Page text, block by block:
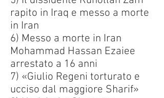
rapito in Iraq e messo a morte
in Iran
6) Messo a morte in Iran
Mohammad Hassan Ezaiee
arrestato a 16 anni
7) «Giulio Regeni torturato e
ucciso dal maggiore Sharif»